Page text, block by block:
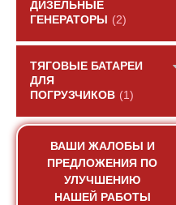
ДИЗЕЛЬНЫЕ
ГЕНЕРАТОРЫ
(2)
ТЯГОВЫЕ БАТАРЕИ
ДЛЯ
ПОГРУЗЧИКОВ (1)
ВАШИ ЖАЛОБЫ И
ПРЕДЛОЖЕНИЯ ПО
УЛУЧШЕНИЮ
НАШЕЙ РАБОТЫ